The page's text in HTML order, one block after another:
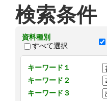
検索条件
資料種別
すべて選択
キーワード１
キーワード２
キーワード３